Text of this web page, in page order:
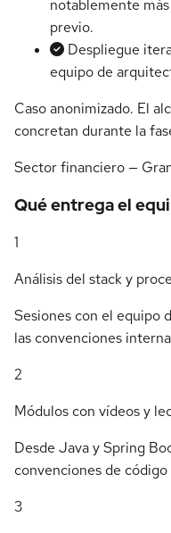
notablemente
previo.
Despliegue
equipo de
Caso anonimizado. El
concretan durante la
Sector financiero —
Qué entrega el
1
Análisis del stack y
Sesiones con el equipo
las convenciones
2
Módulos con vídeos y
Desde Java y Spring
convenciones de
3